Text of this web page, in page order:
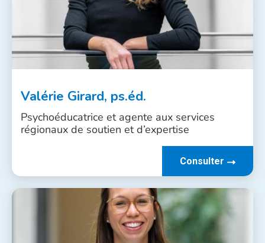
Valérie Girard, ps.éd.
Psychoéducatrice et agente aux services
régionaux de soutien et d’expertise
Consulter